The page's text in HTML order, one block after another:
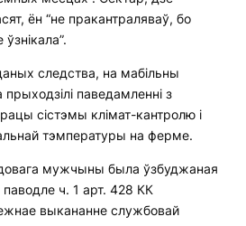
ён “не пракантраляваў, бо
следства, на мабільны
паведамленні з
сістэмы клімат-кантролю і
тэмпературы на ферме.
мужчыны была ўзбуджаная
ч. 1 арт. 428 КК
выкананне службовай